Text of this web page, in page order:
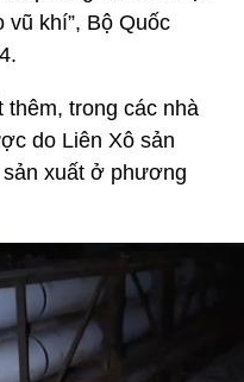
khí”, Bộ Quốc
thêm, trong các nhà
do Liên Xô sản
xuất ở phương